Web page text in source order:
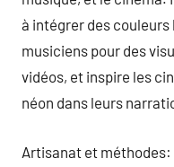
à intégrer des
musiciens pour des
vidéos, et inspire les
néon dans leurs
Artisanat et